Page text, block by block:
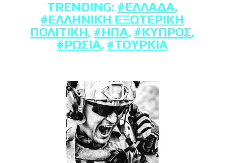
TRENDING: #ΕΛΛΆΔΑ,
#ΕΛΛΗΝΙΚΉ ΕΞΩΤΕΡΙΚΉ
ΠΟΛΙΤΙΚΉ, #ΗΠΑ, #ΚΎΠΡΟΣ,
#ΡΩΣΊΑ, #ΤΟΥΡΚΊΑ